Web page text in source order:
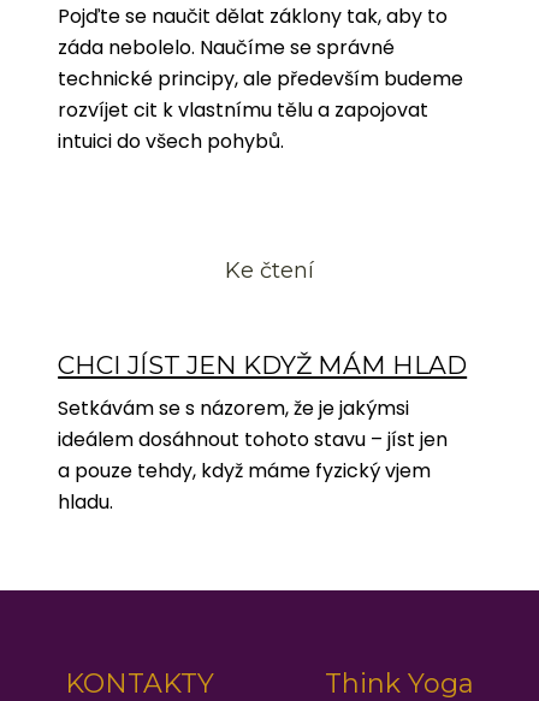
Pojďte se naučit dělat záklony tak, aby to
záda nebolelo. Naučíme se správné
technické principy, ale především budeme
rozvíjet cit k vlastnímu tělu a zapojovat
intuici do všech pohybů.
Ke čtení
CHCI JÍST JEN KDYŽ MÁM HLAD
Setkávám se s názorem, že je jakýmsi
ideálem dosáhnout tohoto stavu – jíst jen
a pouze tehdy, když máme fyzický vjem
hladu.
KONTAKTY Think Yoga